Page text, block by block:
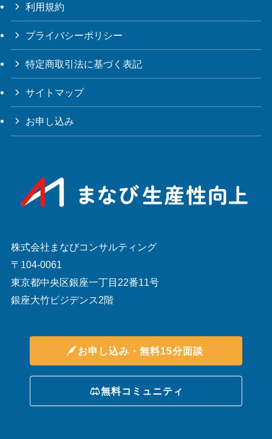
利用規約
プライバシーポリシー
特定商取引法に基づく表記
サイトマップ
お申し込み
株式会社まなびコンサルティング
〒104-0061
東京都中央区銀座一丁目22番11号
銀座大竹ビジデンス2階
お申し込み・無料15分面談
無料コミュニティ